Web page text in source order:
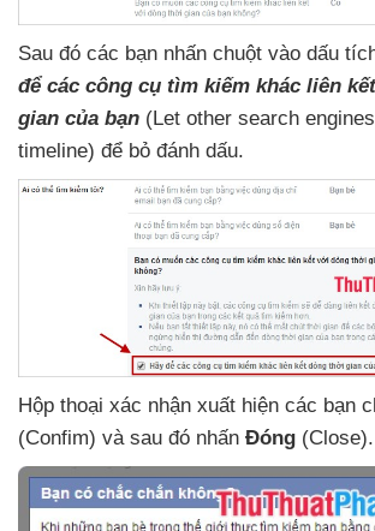
Sau đó các bạn nhấn chuột vào dấu
để các công cụ tìm kiếm khác liên
gian của bạn (Let other search
timeline) để bỏ đánh dấu.
Hộp thoại xác nhận xuất hiện các bạn
(Confim) và sau đó nhấn Đóng (Close).